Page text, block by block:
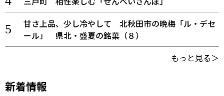
甘さ上品、少し冷やして 北秋田市の晩梅「ル・デセ
ール」 県北・盛夏の銘菓（８）
もっと見る＞
新着情報